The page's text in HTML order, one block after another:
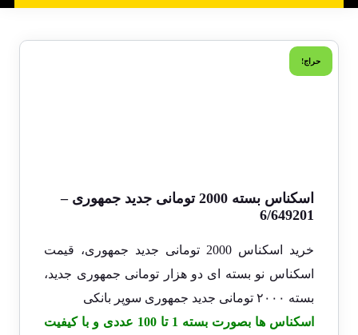
حراج!
اسکناس بسته 2000 تومانی جدید جمهوری –
6/649201
خرید اسکناس 2000 تومانی جدید جمهوری، قیمت
اسکناس نو بسته ای دو هزار تومانی جمهوری جدید،
بسته ۲۰۰۰ تومانی جدید جمهوری سوپر بانکی
اسکناس ها بصورت بسته 1 تا 100 عددی و با کیفیت